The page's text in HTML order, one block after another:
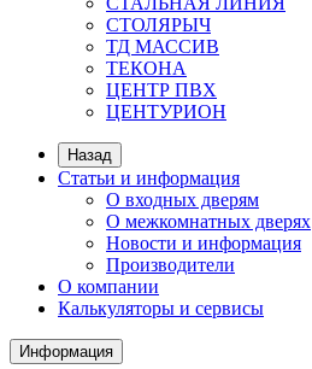
СТОЛЯРЫЧ
ТД МАССИВ
ТЕКОНА
ЦЕНТР ПВХ
ЦЕНТУРИОН
Назад
Статьи и информация
О входных дверям
О межкомнатных дверях
Новости и информация
Производители
О компании
Калькуляторы и сервисы
Информация